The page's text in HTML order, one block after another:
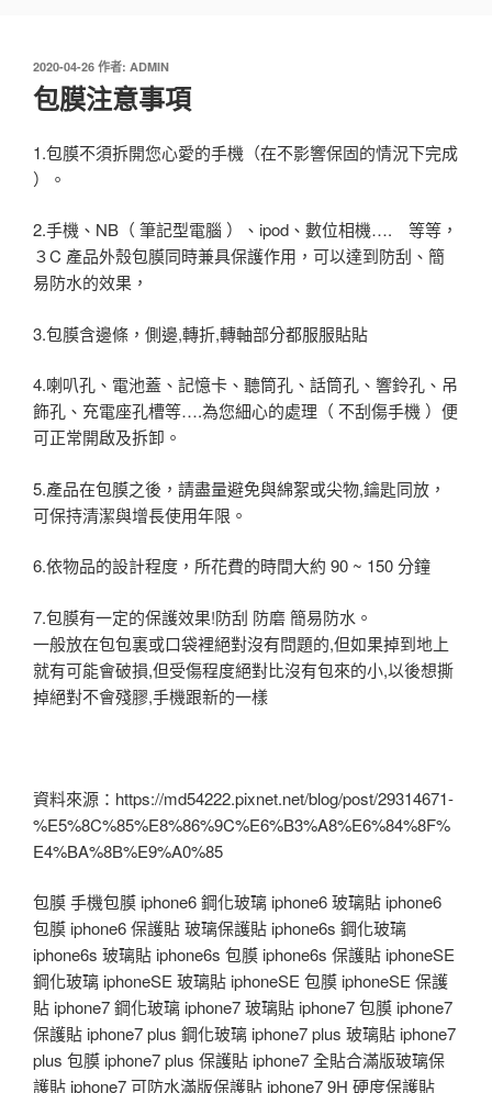
發
佈
於
2020-04-26 作者: ADMIN
包膜注意事項
1.包膜不須拆開您心愛的手機（在不影響保固的情況下完成
）。
2.手機、NB（ 筆記型電腦 ）、ipod、數位相機…. 等等，
３C 產品外殼包膜同時兼具保護作用，可以達到防刮、簡
易防水的效果，
3.包膜含邊條，側邊,轉折,轉軸部分都服服貼貼
4.喇叭孔、電池蓋、記憶卡、聽筒孔、話筒孔、響鈴孔、吊
飾孔、充電座孔槽等….為您細心的處理（ 不刮傷手機 ）便
可正常開啟及拆卸。
5.產品在包膜之後，請盡量避免與綿絮或尖物,鑰匙同放，
可保持清潔與增長使用年限。
6.依物品的設計程度，所花費的時間大約 90 ~ 150 分鐘
7.包膜有一定的保護效果!防刮 防磨 簡易防水。
一般放在包包裏或口袋裡絕對沒有問題的,但如果掉到地上
就有可能會破損,但受傷程度絕對比沒有包來的小,以後想撕
掉絕對不會殘膠,手機跟新的一樣
資料來源：https://md54222.pixnet.net/blog/post/29314671-
%E5%8C%85%E8%86%9C%E6%B3%A8%E6%84%8F%
E4%BA%8B%E9%A0%85
包膜 手機包膜 iphone6 鋼化玻璃 iphone6 玻璃貼 iphone6
包膜 iphone6 保護貼 玻璃保護貼 iphone6s 鋼化玻璃
iphone6s 玻璃貼 iphone6s 包膜 iphone6s 保護貼 iphoneSE
鋼化玻璃 iphoneSE 玻璃貼 iphoneSE 包膜 iphoneSE 保護
貼 iphone7 鋼化玻璃 iphone7 玻璃貼 iphone7 包膜 iphone7
保護貼 iphone7 plus 鋼化玻璃 iphone7 plus 玻璃貼 iphone7
plus 包膜 iphone7 plus 保護貼 iphone7 全貼合滿版玻璃保
護貼 iphone7 可防水滿版保護貼 iphone7 9H 硬度保護貼